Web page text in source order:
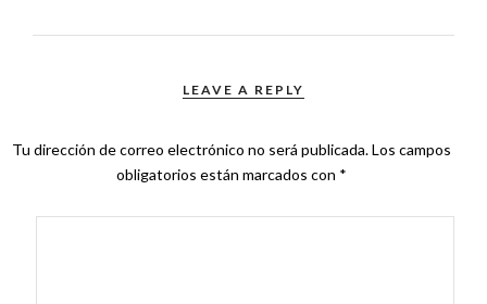
LEAVE A REPLY
Tu dirección de correo electrónico no será publicada.Los campos
obligatorios están marcados con *